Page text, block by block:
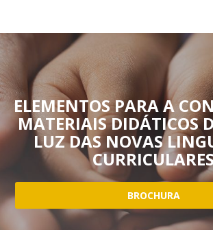
ELEMENTOS PARA A
MATERIAIS DIDÁTICOS
LUZ DAS NOVAS
BROCHURA